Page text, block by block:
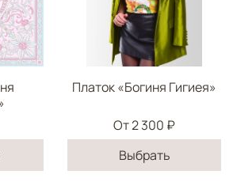
Платок «Богиня Гигиея»
От2 300 ₽
Выбрать